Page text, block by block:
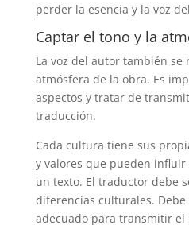
perder la esencia y la voz
Captar el tono y la
La voz del autor también se
atmósfera de la obra. Es
aspectos y tratar de
traducción.
Cada cultura tiene sus
y valores que pueden
un texto. El traductor debe
diferencias culturales.
adecuado para transmitir el